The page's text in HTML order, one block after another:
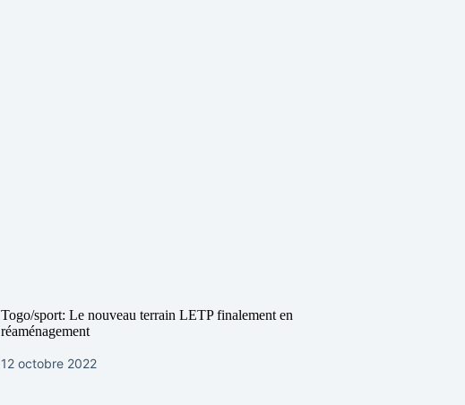
Togo/sport: Le nouveau terrain LETP finalement en
réaménagement
12 octobre 2022